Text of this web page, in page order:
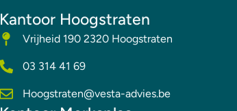
Kantoor Hoogstraten
Vrijheid 190 2320 Hoogstraten
03 314 41 69
Hoogstraten@vesta-advies.be